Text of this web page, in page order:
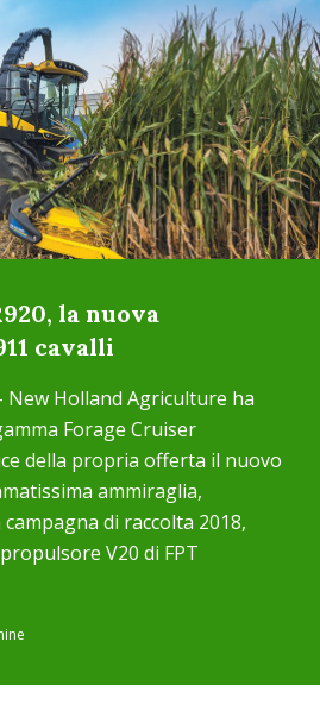
la nuova
cavalli
New Holland Agriculture ha
Forage Cruiser
della propria offerta il nuovo
ammiraglia,
di raccolta 2018,
V20 di FPT